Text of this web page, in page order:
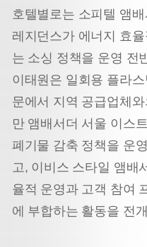
호텔별로는 소피텔 앰
레지던스가 에너지 효
는 소싱 정책을 운영 전
이태원은 일회용 플라
문에서 지역 공급업체
만 앰배서더 서울 이스
폐기물 감축 정책을 운
고, 이비스 스타일 앰배
율적 운영과 고객 참여
에 부합하는 활동을 전